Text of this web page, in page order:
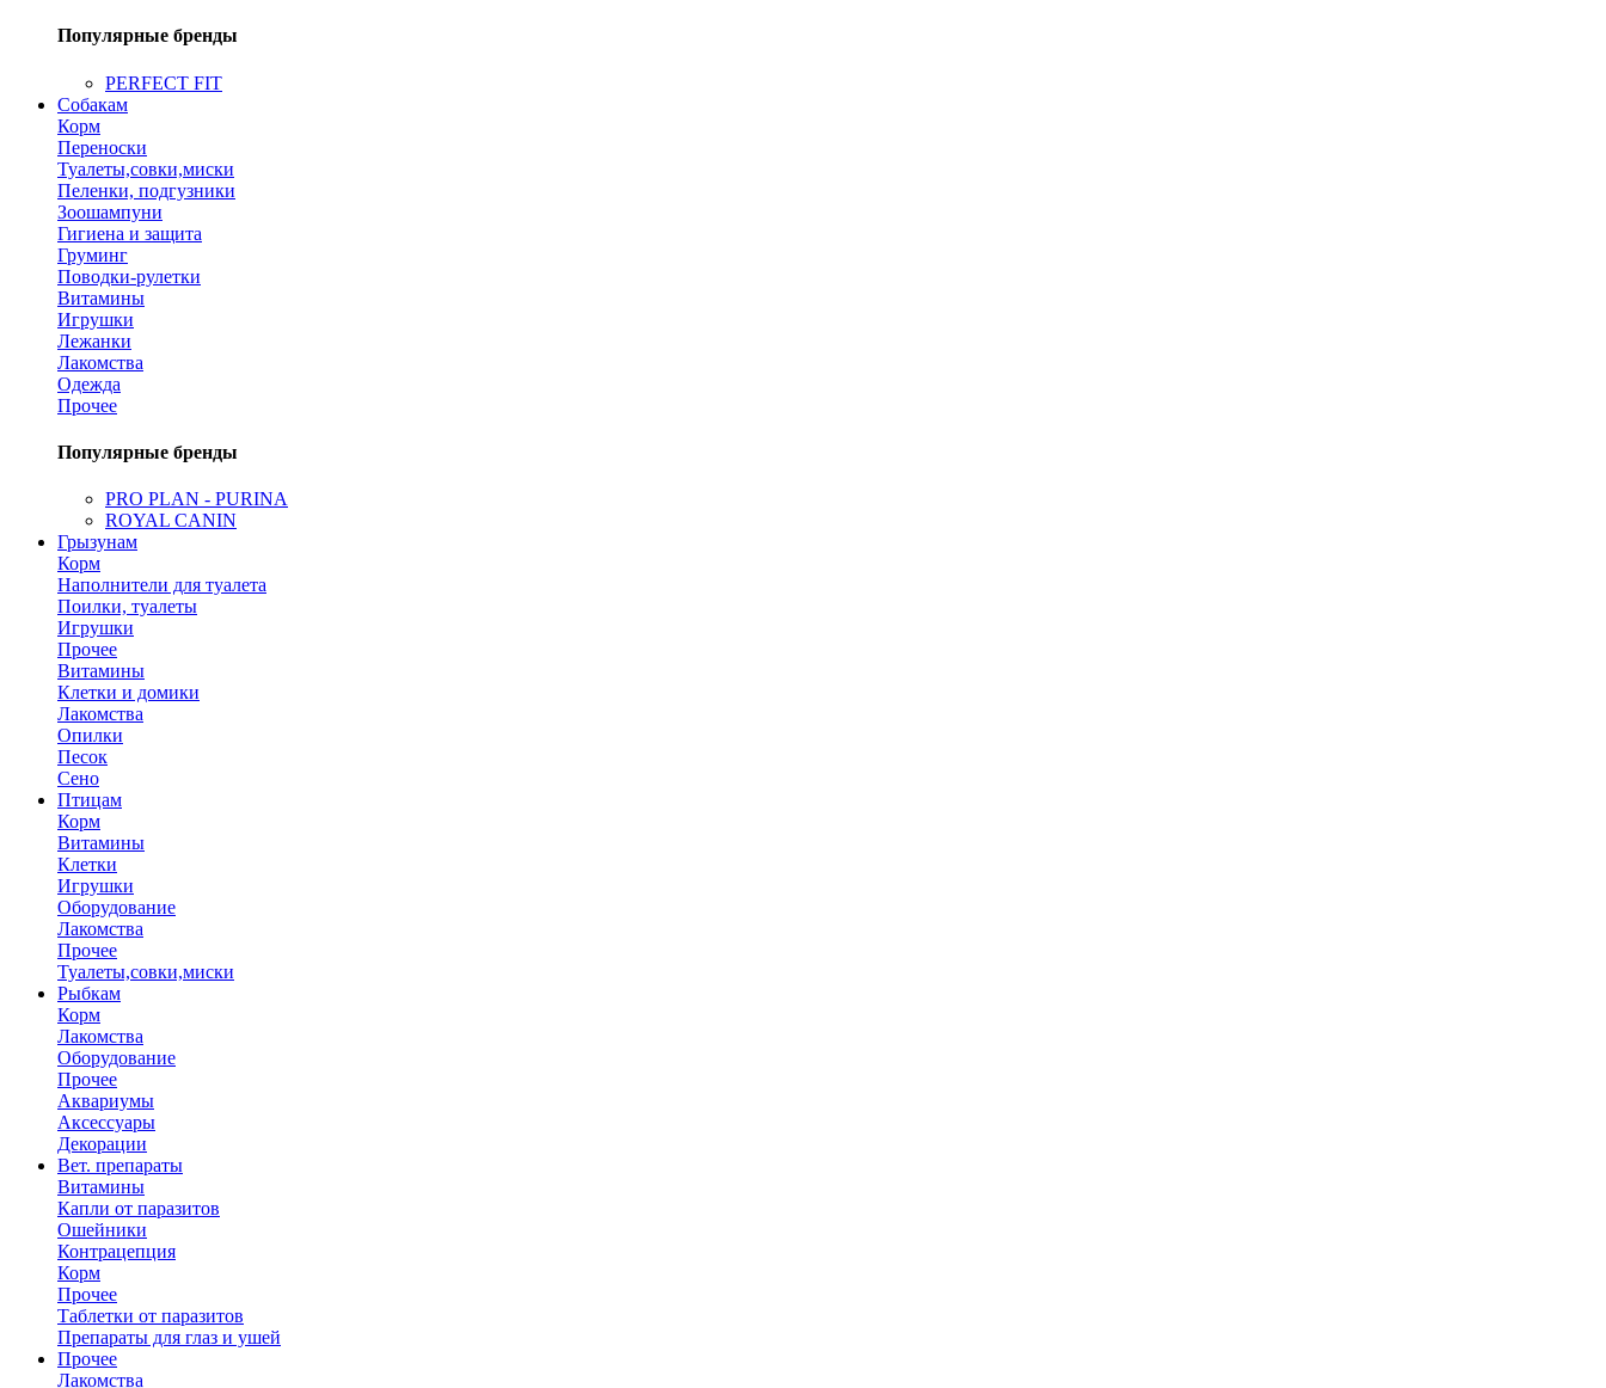
Популярные бренды
PERFECT FIT
Собакам
Корм
Переноски
Туалеты,совки,миски
Пеленки, подгузники
Зоошампуни
Гигиена и защита
Груминг
Поводки-рулетки
Витамины
Игрушки
Лежанки
Лакомства
Одежда
Прочее
Популярные бренды
PRO PLAN - PURINA
ROYAL CANIN
Грызунам
Корм
Наполнители для туалета
Поилки, туалеты
Игрушки
Прочее
Витамины
Клетки и домики
Лакомства
Опилки
Песок
Сено
Птицам
Корм
Витамины
Клетки
Игрушки
Оборудование
Лакомства
Прочее
Туалеты,совки,миски
Рыбкам
Корм
Лакомства
Оборудование
Прочее
Аквариумы
Аксессуары
Декорации
Вет. препараты
Витамины
Капли от паразитов
Ошейники
Контрацепция
Корм
Прочее
Таблетки от паразитов
Препараты для глаз и ушей
Прочее
Лакомства